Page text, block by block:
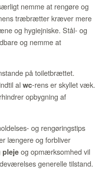
nemme at rengøre og
træbrætter kræver mere
og hygiejniske. Stål- og
og nemme at
på toiletbrættet.
al wc-rens er skyllet væk.
opbygning af
og rengøringstips
længere og forbliver
pleje og opmærksomhed vil
generelle tilstand.